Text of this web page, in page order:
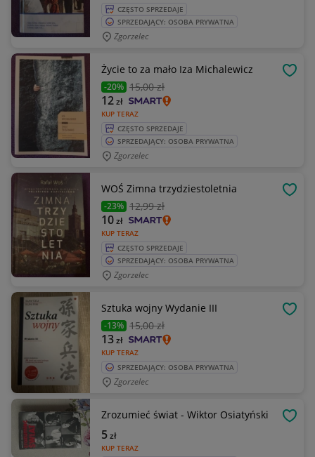
CZĘSTO SPRZEDAJE
SPRZEDAJĄCY: OSOBA PRYWATNA
Zgorzelec
Życie to za mało Iza Michalewicz
-20% 15,00 zł
KUP TERAZ
12zł
CZĘSTO SPRZEDAJE
SPRZEDAJĄCY: OSOBA PRYWATNA
Zgorzelec
WOŚ Zimna trzydziestoletnia
-23% 12,99 zł
KUP TERAZ
10zł
CZĘSTO SPRZEDAJE
SPRZEDAJĄCY: OSOBA PRYWATNA
Zgorzelec
Sztuka wojny Wydanie III
-13% 15,00 zł
KUP TERAZ
13zł
SPRZEDAJĄCY: OSOBA PRYWATNA
Zgorzelec
Zrozumieć świat - Wiktor Osiatyński
KUP TERAZ
5zł